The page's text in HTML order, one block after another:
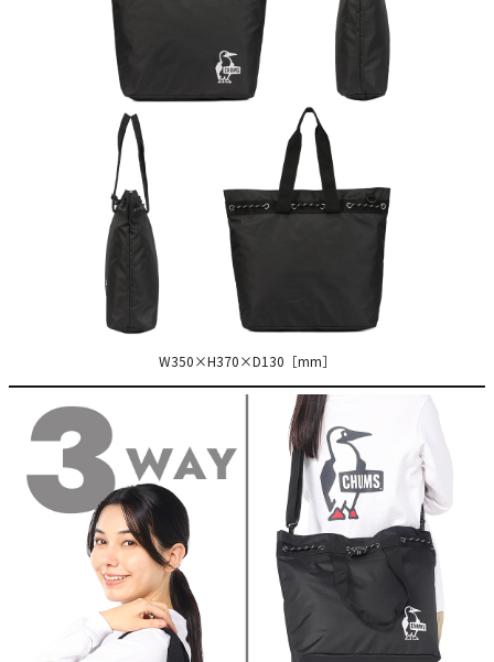
W350×H370×D130［mm］